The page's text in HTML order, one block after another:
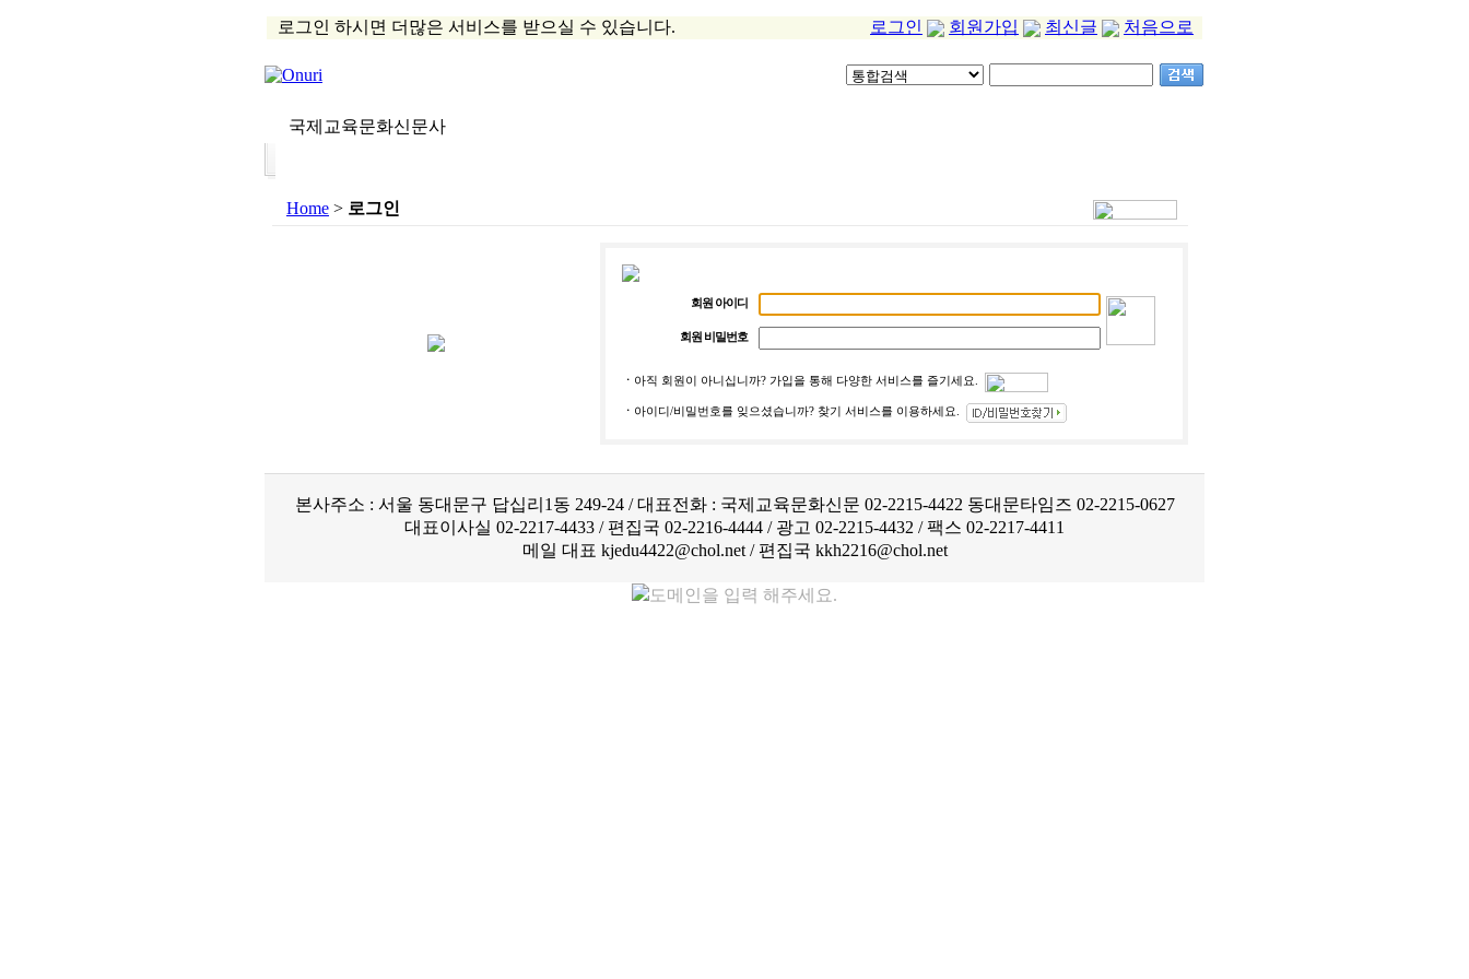
로그인 하시면 더많은 서비스를 받으실 수 있습니다. 로그인 회원가입 최신글 처음으로
국제교육문화신문사
Home > 로그인
회원 아이디
회원 비밀번호
ㆍ 아직 회원이 아니십니까? 가입을 통해 다양한 서비스를 즐기세요.
ㆍ 아이디/비밀번호를 잊으셨습니까? 찾기 서비스를 이용하세요.
본사주소 : 서울 동대문구 답십리1동 249-24 / 대표전화 : 국제교육문화신문 02-2215-4422 동대문타임즈 02-2215-0627
대표이사실 02-2217-4433 / 편집국 02-2216-4444 / 광고 02-2215-4432 / 팩스 02-2217-4411
메일 대표 kjedu4422@chol.net / 편집국 kkh2216@chol.net
도메인을 입력 해주세요.